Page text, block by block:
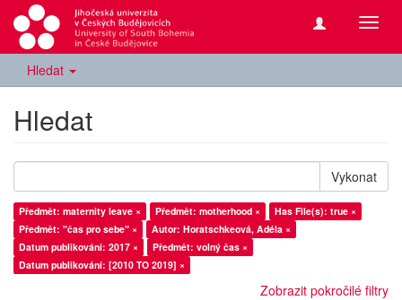
Hledat
Hledat
Vykonat
Předmět: maternity leave × Předmět: motherhood ×
Has File(s): true ×
Předmět: "čas pro sebe" ×
Autor: Horatschkeová, Adéla ×
Datum publikování: 2017 ×
Předmět: volný čas ×
Datum publikování: [2010 TO 2019] ×
Zobrazit pokročilé filtry